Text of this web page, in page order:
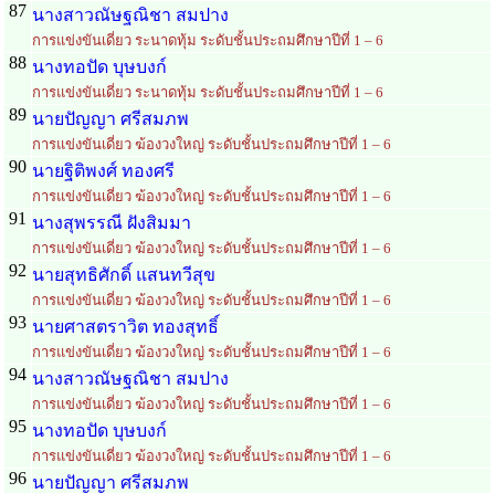
87 นางสาวณัษฐณิชา สมปาง
การแข่งขันเดี่ยว ระนาดทุ้ม ระดับชั้นประถมศึกษาปีที่ 1 – 6
88 นางทอปัด บุษบงก์
การแข่งขันเดี่ยว ระนาดทุ้ม ระดับชั้นประถมศึกษาปีที่ 1 – 6
89 นายปัญญา ศรีสมภพ
การแข่งขันเดี่ยว ฆ้องวงใหญ่ ระดับชั้นประถมศึกษาปีที่ 1 – 6
90 นายฐิติพงศ์ ทองศรี
การแข่งขันเดี่ยว ฆ้องวงใหญ่ ระดับชั้นประถมศึกษาปีที่ 1 – 6
91 นางสุพรรณี ฝังสิมมา
การแข่งขันเดี่ยว ฆ้องวงใหญ่ ระดับชั้นประถมศึกษาปีที่ 1 – 6
92 นายสุทธิศักดิ์ แสนทวีสุข
การแข่งขันเดี่ยว ฆ้องวงใหญ่ ระดับชั้นประถมศึกษาปีที่ 1 – 6
93 นายศาสตราวิต ทองสุทธิ์
การแข่งขันเดี่ยว ฆ้องวงใหญ่ ระดับชั้นประถมศึกษาปีที่ 1 – 6
94 นางสาวณัษฐณิชา สมปาง
การแข่งขันเดี่ยว ฆ้องวงใหญ่ ระดับชั้นประถมศึกษาปีที่ 1 – 6
95 นางทอปัด บุษบงก์
การแข่งขันเดี่ยว ฆ้องวงใหญ่ ระดับชั้นประถมศึกษาปีที่ 1 – 6
96 นายปัญญา ศรีสมภพ